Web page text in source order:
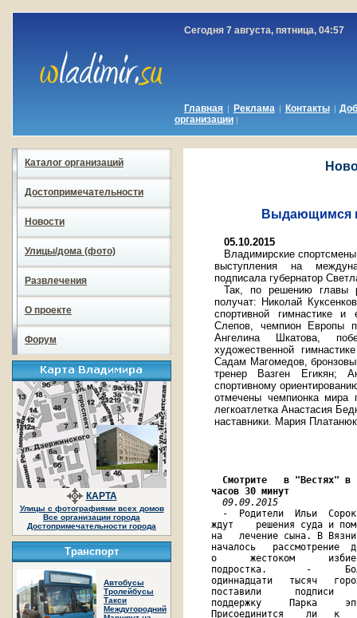
Сегодня 7 августа, пятница, 04:57
Главная | Реклама | Контакты|
организации |
Каталог организаций
Достопримечательности
Новости
Улицы/дома (фото)
Развлечения
О проекте
Форум
КАРТА
Улицы с фотографиями всех домов
Все организации города
Достопримечательности города
Транспорт
Автобусы
Тролейбусы
Такси
Междугородний
Выдающимся
05.10.2015
Владимирские
выступления на
подписала губернатор
Так, по решению главы
получат: Николай
спортивной гимнастике
Слепов, чемпион Европы
Ангелина Шкатова,
художественной
Садам Магомедов,
тренер Вазген Егикян;
спортивному
отмечены чемпионка
легкоатлетка Анастасия
наставники. Мария Платанюк
Смотрите   в "Вестях"
часов 30 минут
09.09.2015
-  Родители  Ильи
ждут    решения суда и
на   лечение сына. В
началось   рассмотрение
о      жестоком
подростка.       -
одиннадцати   тысяч
поставили
поддержку     Парка
Присоединится    ли   к